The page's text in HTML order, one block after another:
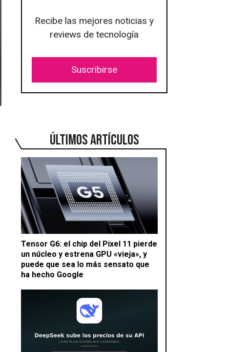
Recibe las mejores noticias y
reviews de tecnología
Suscribirse
ÚLTIMOS ARTÍCULOS
Tensor G6: el chip del Pixel 11 pierde
un núcleo y estrena GPU «vieja», y
puede que sea lo más sensato que
ha hecho Google